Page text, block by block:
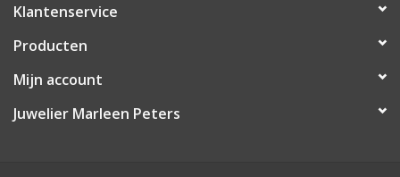
Klantenservice
Producten
Mijn account
Juwelier Marleen Peters